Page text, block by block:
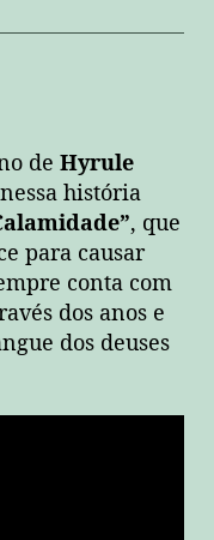
de Hyrule
história
, que
para causar
conta com
dos anos e
dos deuses